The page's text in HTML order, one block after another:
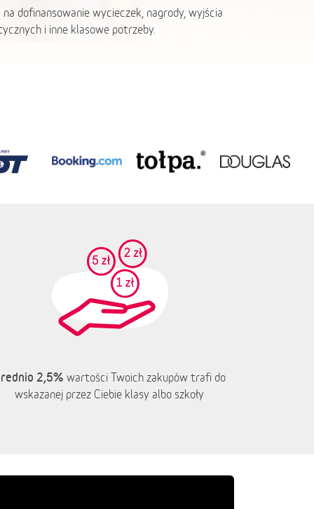
dofinansowanie wycieczek, nagrody, wyjścia
i inne klasowe potrzeby.
2,5% wartości Twoich zakupów trafi do
wskazanej przez Ciebie klasy albo szkoły